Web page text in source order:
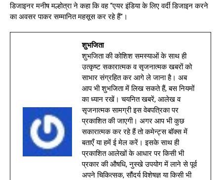
डिजाइनर मनीष मल्होत्रा ने कहा कि वह “एयर इंडिया के लिए वर्दी डिजाइन करने
का अवसर पाकर सम्मानित महसूस कर रहे हैं”।
शुभजिता
शुभजिता की कोशिश समस्याओं के साथ ही
उत्कृष्ट सकारात्मक व सृजनात्मक खबरों को
साभार संग्रहित कर आगे ले जाना है। अब
आप भी शुभजिता में लिख सकते हैं, बस नियमों
का ध्यान रखें। चयनित खबरें, आलेख व
सृजनात्मक सामग्री इस वेबपत्रिका पर
प्रकाशित की जाएगी। अगर आप भी कुछ
सकारात्मक कर रहे हैं तो कमेन्ट्स बॉक्स में
बताएँ या हमें ई मेल करें। इसके साथ ही
प्रकाशित आलेखों के आधार पर किसी भी
प्रकार की औषधि, नुस्खे उपयोग में लाने से पूर्व
अपने चिकित्सक, सौंदर्य विशेषज्ञ या किसी भी